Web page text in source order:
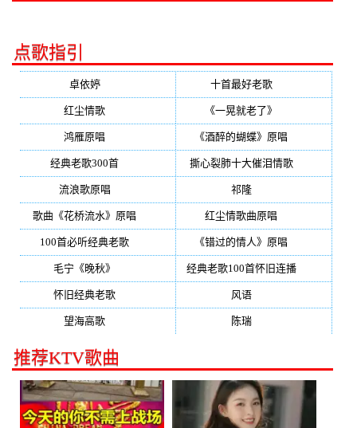
点歌指引
卓依婷(350) 十首最好老歌(300)
红尘情歌 《一晃就老了》
鸿雁原唱 《酒醉的蝴蝶》原唱
经典老歌300首 撕心裂肺十大催泪情歌(195)
流浪歌原唱 祁隆(188)
歌曲《花桥流水》原唱 红尘情歌曲原唱
100首必听经典老歌 《错过的情人》原唱
毛宁《晚秋》 经典老歌100首怀旧连播(134)
怀旧经典老歌 风语(132)
望海高歌 陈瑞(128)
推荐KTV歌曲